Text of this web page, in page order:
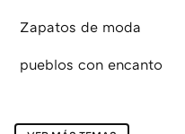
Zapatos de moda
pueblos con encanto